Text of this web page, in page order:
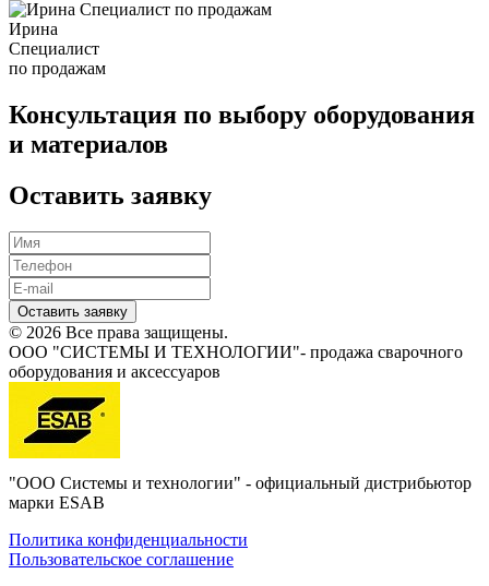
Ирина
Специалист
по продажам
Консультация по выбору оборудования
и материалов
Оставить заявку
Оставить заявку
© 2026 Все права защищены.
ООО "СИСТЕМЫ И ТЕХНОЛОГИИ"- продажа сварочного
оборудования и аксессуаров
"ООО Системы и технологии" - официальный дистрибьютор
марки ESAB
Политика конфиденциальности
Пользовательское соглашение